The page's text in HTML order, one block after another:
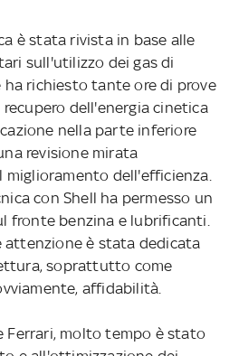
è stata rivista in base alle
sull'utilizzo dei gas di
ha richiesto tante ore di prove
dell'energia cinetica
nella parte inferiore
revisione mirata
miglioramento dell'efficienza.
con Shell ha permesso un
fronte benzina e lubrificanti.
attenzione è stata dedicata
soprattutto come
affidabilità.
Ferrari, molto tempo è stato